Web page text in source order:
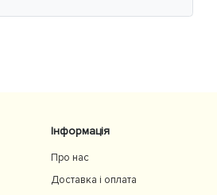
сидіння та великий капюшон
Інформація
Про нас
Доставка і оплата